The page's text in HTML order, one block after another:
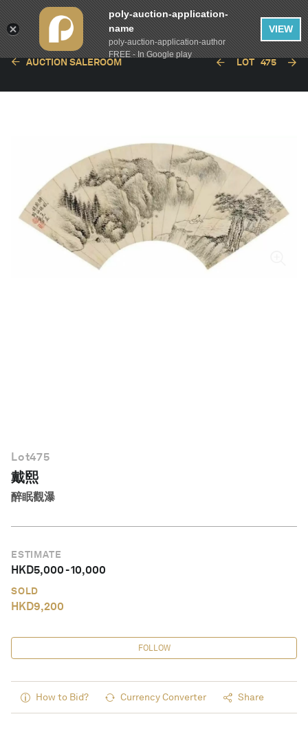
AUCTION SALEROOM LOT 475
Lot475
戴熙
醉眠觀瀑
ESTIMATE
HKD5,000-10,000
SOLD
HKD9,200
FOLLOW
How to Bid? Currency Converter Share
poly-auction-application-
name
poly-auction-application-author
FREE - In Google play
VIEW